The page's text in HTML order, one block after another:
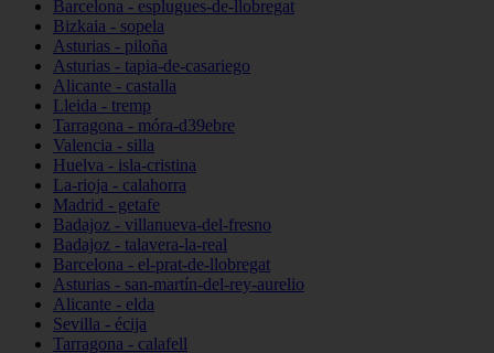
Barcelona - esplugues-de-llobregat
Bizkaia - sopela
Asturias - piloña
Asturias - tapia-de-casariego
Alicante - castalla
Lleida - tremp
Tarragona - móra-d39ebre
Valencia - silla
Huelva - isla-cristina
La-rioja - calahorra
Madrid - getafe
Badajoz - villanueva-del-fresno
Badajoz - talavera-la-real
Barcelona - el-prat-de-llobregat
Asturias - san-martín-del-rey-aurelio
Alicante - elda
Sevilla - écija
Tarragona - calafell